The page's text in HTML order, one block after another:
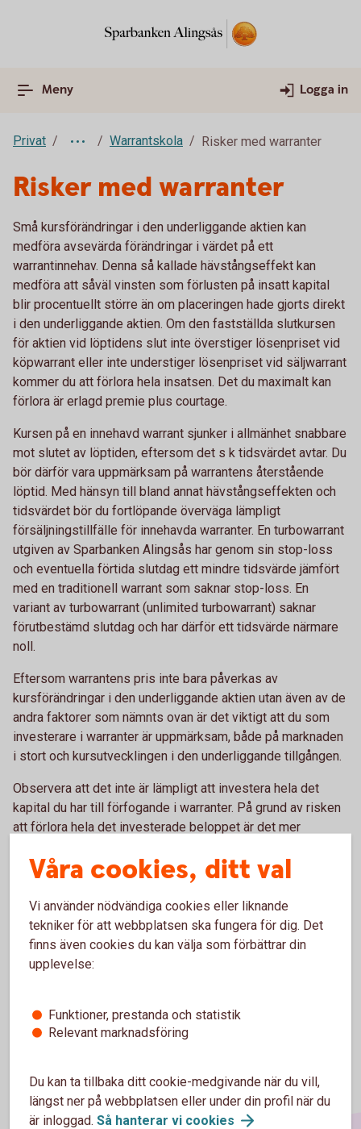
Meny Logga in
Privat Warrantskola Risker med warranter
Risker med warranter
Små kursförändringar i den underliggande aktien kan
medföra avsevärda förändringar i värdet på ett
warrantinnehav. Denna så kallade hävstångseffekt kan
medföra att såväl vinsten som förlusten på insatt kapital
blir procentuellt större än om placeringen hade gjorts direkt
i den underliggande aktien. Om den fastställda slutkursen
för aktien vid löptidens slut inte överstiger lösenpriset vid
köpwarrant eller inte understiger lösenpriset vid säljwarrant
kommer du att förlora hela insatsen. Det du maximalt kan
förlora är erlagd premie plus courtage.
Kursen på en innehavd warrant sjunker i allmänhet snabbare
mot slutet av löptiden, eftersom det s k tidsvärdet avtar. Du
bör därför vara uppmärksam på warrantens återstående
löptid. Med hänsyn till bland annat hävstångseffekten och
tidsvärdet bör du fortlöpande överväga lämpligt
försäljningstillfälle för innehavda warranter. En turbowarrant
utgiven av Sparbanken Alingsås har genom sin stop-loss
och eventuella förtida slutdag ett mindre tidsvärde jämfört
med en traditionell warrant som saknar stop-loss. En
variant av turbowarrant (unlimited turbowarrant) saknar
förutbestämd slutdag och har därför ett tidsvärde närmare
noll.
Eftersom warrantens pris inte bara påverkas av
kursförändringar i den underliggande aktien utan även av de
andra faktorer som nämnts ovan är det viktigt att du som
investerare i warranter är uppmärksam, både på marknaden
i stort och kursutvecklingen i den underliggande tillgången.
Observera att det inte är lämpligt att investera hela det
kapital du har till förfogande i warranter. På grund av risken
att förlora hela det investerade beloppet är det mer
resterande belopp i säkrare placeringar.
Den som köper en warrant tar en kreditrisk på utfärdaren.
Risken finns att utfärdaren inte kan fullgöra sitt åtagande på
slutdagen. När du tänker handla warranter är det därför
viktigt att handla av utfärdare med hög kreditvärdighet.
Våra cookies, ditt val
Vi använder nödvändiga cookies eller liknande
tekniker för att webbplatsen ska fungera för dig. Det
finns även cookies du kan välja som förbättrar din
upplevelse:
Funktioner, prestanda och statistik
Relevant marknadsföring
Du kan ta tillbaka ditt cookie-medgivande när du vill,
längst ner på webbplatsen eller under din profil när du
är inloggad. Så hanterar vi cookies